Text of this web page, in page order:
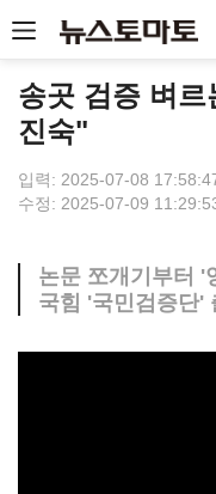
송곳 검증 벼
진숙"
입력: 2025-07-08
수정: 2025-07-09
논문 쪼개기부터 '
국힘 '국민검증단